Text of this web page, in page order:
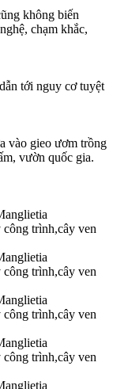
không biến
chạm khắc,
tới nguy cơ tuyệt
vào gieo ươm trồng
vườn quốc gia.